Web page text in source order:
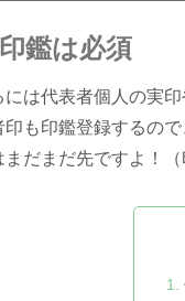
鑑は必須
には代表者個人の実
も印鑑登録するの
だまだ先ですよ！